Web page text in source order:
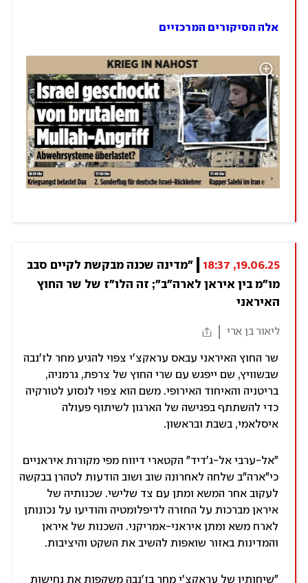
אלה הסיקורים המרכזיים
19.06.25, 18:37
האיראני
ליאור בן ארי
שר החוץ האיראני עבאס עראקצ'י צפוי להגיע מחר לז'נבה
שבשוויץ, שם ייפגש עם שרי החוץ של צרפת, גרמניה,
בריטניה והאיחוד האירופי. משם הוא צפוי לנסוע לטורקיה
כדי להשתתף בפגישה של הארגון לשיתוף פעולה
איסלאמי, בשבת ובראשון.
"אל-ערבי אל-ג'דיד" הקטארי דיווח מפי מקורות איראניים
כי"ארה"ב שלחה לאחרונה שוב ושוב הודעות לטהרן בבקשה
לעקוב אחר המשא ומתן עם צד שלישי. שכנותיה של
איראן מברכות על החזרה לדיפלומטיה והודיעו על נכונותן
לארח משא ומתן איראני-אמריקני. השכנות של איראן
והמדינות באזור שואפות להשיב את השקט והיציבות.
"שיחותיו של עראקצ'י מחר בז'נבה משקפות את נחישות